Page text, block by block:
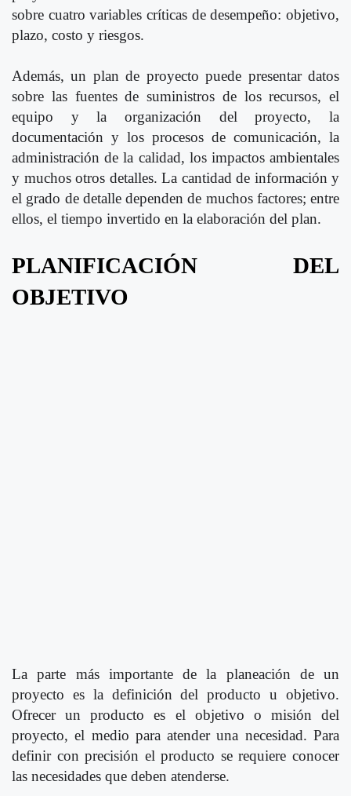
sobre cuatro variables críticas de desempeño: objetivo,
plazo, costo y riesgos.
Además, un plan de proyecto puede presentar datos
sobre las fuentes de suministros de los recursos, el
equipo y la organización del proyecto, la
documentación y los procesos de comunicación, la
administración de la calidad, los impactos ambientales
y muchos otros detalles. La cantidad de información y
el grado de detalle dependen de muchos factores; entre
ellos, el tiempo invertido en la elaboración del plan.
PLANIFICACIÓN DEL
OBJETIVO
La parte más importante de la planeación de un
proyecto es la definición del producto u objetivo.
Ofrecer un producto es el objetivo o misión del
proyecto, el medio para atender una necesidad. Para
definir con precisión el producto se requiere conocer
las necesidades que deben atenderse.